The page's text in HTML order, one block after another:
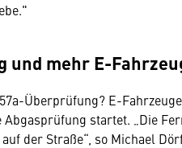
und mehr E-
Überprüfung? E-
Abgasprüfung startet. „Die
der Straße“, so Michael